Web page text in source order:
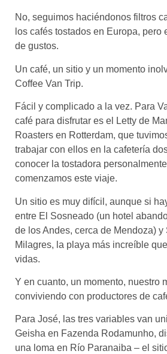
No, seguimos haciéndonos filtros
los cafés tostados en Europa, pero
de gustos.
Un café, un sitio y un momento
Coffee Van Trip.
Fácil y complicado a la vez. Para
café para disfrutar es el Letty de
Roasters en Rotterdam, que
trabajar con ellos en la cafetería
conocer la tostadora
comenzamos este viaje.
Un sitio es muy difícil, aunque si
entre El Sosneado (un hotel
de los Andes, cerca de Mendoza)
Milagres, la playa más increíble
vidas.
Y en cuanto, un momento, nuestro
conviviendo con productores de
Para José, las tres variables van
Geisha en Fazenda Rodamunho,
una loma en Río Paranaiba – el